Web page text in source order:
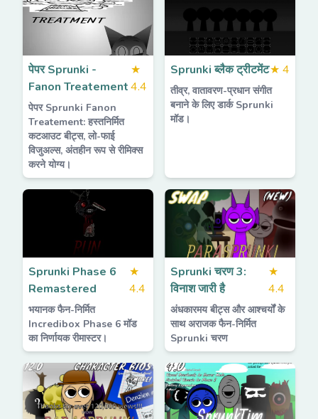
पेपर Sprunki -
Fanon Treatement
★
4.4
पेपर Sprunki Fanon
Treatement: हस्तनिर्मित
कटआउट बीट्स, लो-फाई
विजुअल्स, अंतहीन रूप से रीमिक्स
करने योग्य।
Sprunki ब्लैक ट्रीटमेंट★ 4
तीव्र, वातावरण-प्रधान संगीत
बनाने के लिए डार्क Sprunki
मॉड।
Sprunki Phase 6
Remastered
★
4.4
भयानक फैन-निर्मित
Incredibox Phase 6 मॉड
का निर्णायक रीमास्टर।
Sprunki चरण 3:
विनाश जारी है
★
4.4
अंधकारमय बीट्स और आश्चर्यों के
साथ अराजक फैन-निर्मित
Sprunki चरण